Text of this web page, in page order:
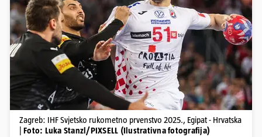
Zagreb: IHF Svjetsko rukometno prvenstvo 2025., Egipat - Hrvatska
Foto: Luka Stanzl/PIXSELL (Ilustrativna fotografija)